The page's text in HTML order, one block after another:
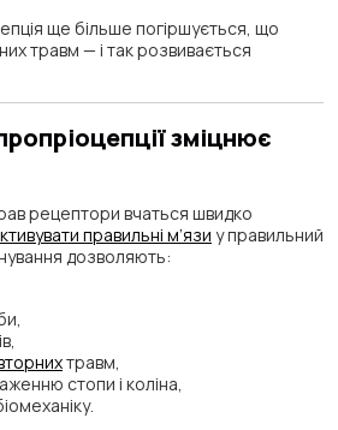
ще більше погіршується, що
травм — і так розвивається
зміцнює
рецептори вчаться швидко
правильні м’язи у правильний
дозволяють:
травм,
стопи і коліна,